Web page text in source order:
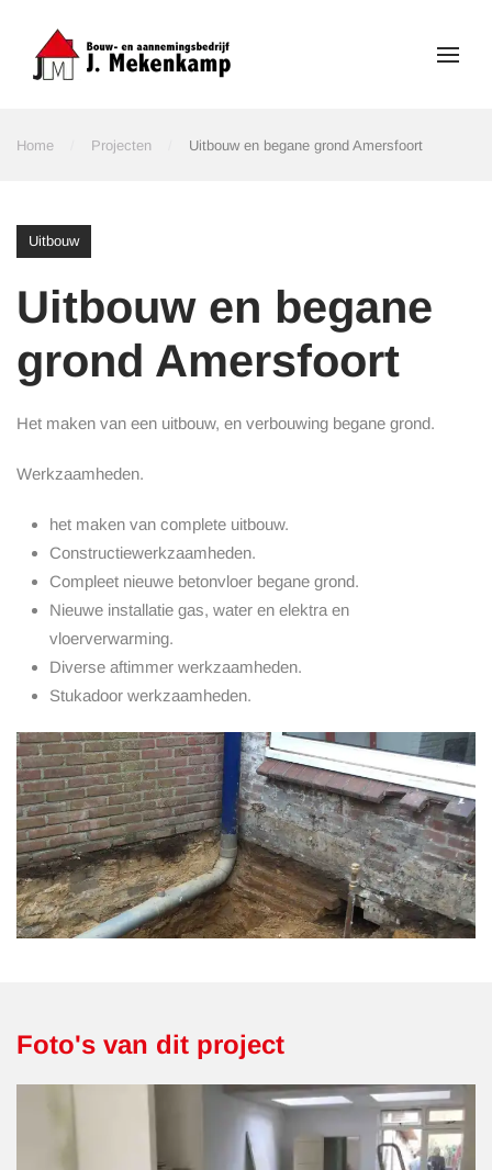
Skip to main content
Home Projecten Uitbouw en begane grond Amersfoort
Uitbouw
Uitbouw en begane
grond Amersfoort
Het maken van een uitbouw, en verbouwing begane grond.
Werkzaamheden.
het maken van complete uitbouw.
Constructiewerkzaamheden.
Compleet nieuwe betonvloer begane grond.
Nieuwe installatie gas, water en elektra en
vloerverwarming.
Diverse aftimmer werkzaamheden.
Stukadoor werkzaamheden.
Foto's van dit project